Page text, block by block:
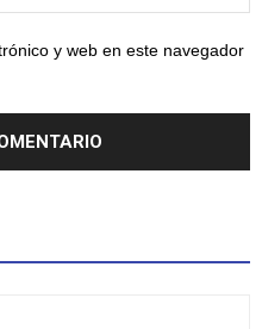
y web en este navegador